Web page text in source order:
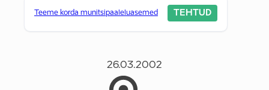
Teeme korda munitsipaaleluasemed TEHTUD
26.03.2002